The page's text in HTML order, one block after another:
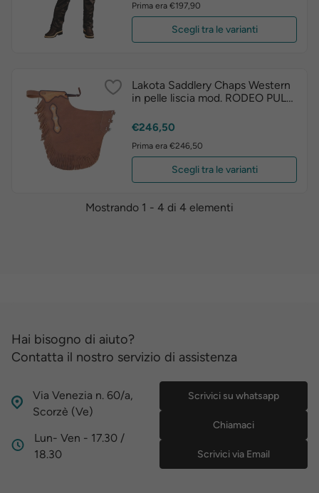
Prima era €197,90
Scegli tra le varianti
Lakota Saddlery Chaps Western
in pelle liscia mod. RODEO PULL
Prezzo
€246,50
Prima era €246,50
Scegli tra le varianti
Mostrando 1 - 4 di 4 elementi
Hai bisogno di aiuto?
Contatta il nostro servizio di assistenza
Via Venezia n. 60/a,
Scorzè (Ve)
Lun- Ven - 17.30 /
18.30
Scrivici su whatsapp
Chiamaci
Scrivici via Email